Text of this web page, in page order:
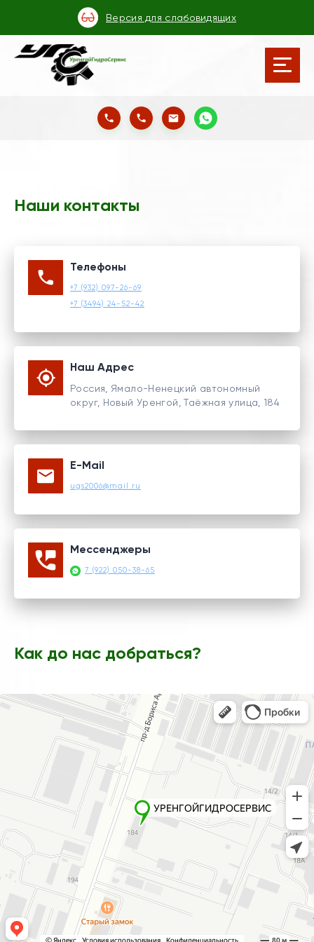
Версия для слабовидящих
Наши контакты
Телефоны
+7 (932) 097-26-69
+7 (3494) 24-52-42
Наш Адрес
Россия, Ямало-Ненецкий автономный
округ, Новый Уренгой, Таёжная улица, 184
E-Mail
ugs2006@mail.ru
Мессенджеры
7 (922) 050-38-65
Как до нас добраться?